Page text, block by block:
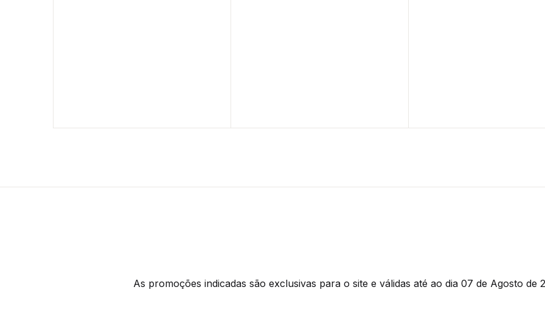
As promoções indicadas são exclusivas para o site e válidas até ao dia 07 de Agosto de